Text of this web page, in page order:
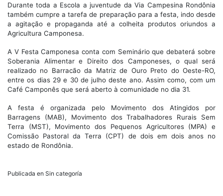
Durante toda a Escola a juventude da Via Campesina Rondônia
também cumpre a tarefa de preparação para a festa, indo desde
a agitação e propaganda até a colheita produtos oriundos a
Agricultura Camponesa.
A V Festa Camponesa conta com Seminário que debaterá sobre
Soberania Alimentar e Direito dos Camponeses, o qual será
realizado no Barracão da Matriz de Ouro Preto do Oeste-RO,
entre os dias 29 e 30 de julho deste ano. Assim como, com um
Café Camponês que será aberto à comunidade no dia 31.
A festa é organizada pelo Movimento dos Atingidos por
Barragens (MAB), Movimento dos Trabalhadores Rurais Sem
Terra (MST), Movimento dos Pequenos Agricultores (MPA) e
Comissão Pastoral da Terra (CPT) de dois em dois anos no
estado de Rondônia.
Publicada en Sin categoría